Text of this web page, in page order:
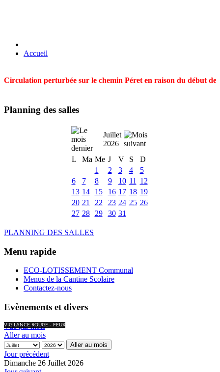
Accueil
Circulation perturbée sur le chemin Péret en raison du début
Planning des salles
Juillet
2026
L
Ma Me J V S
D
1
2 3 4
5
6
7 8 9 10 11
12
13 14 15 16 17 18 19
20 21 22 23 24 25 26
27 28 29 30 31
PLANNING DES SALLES
Menu rapide
ECO-LOTISSEMENT Communal
Menus de la Cantine Scolaire
Contactez-nous
Evènements et divers
VIGILANCE ROUGE - FEUX
Vue par mois
Aller au mois
Aller au mois
Jour précédent
Dimanche 26 Juillet 2026